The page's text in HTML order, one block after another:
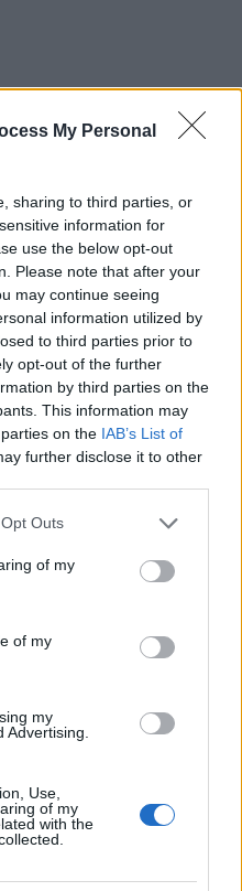
My Personal
sharing to third parties, or
information for
use the below opt-out
Please note that after your
may continue seeing
information utilized by
to third parties prior to
opt-out of the further
by third parties on the
This information may
on the IAB’s List of
further disclose it to other
Outs
of my
of my
my
Advertising.
Use,
of my
with the